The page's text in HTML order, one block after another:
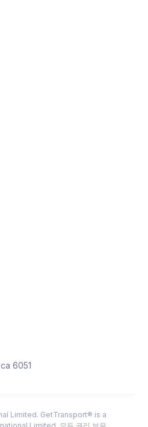
6051
Limited. GetTransport® is a